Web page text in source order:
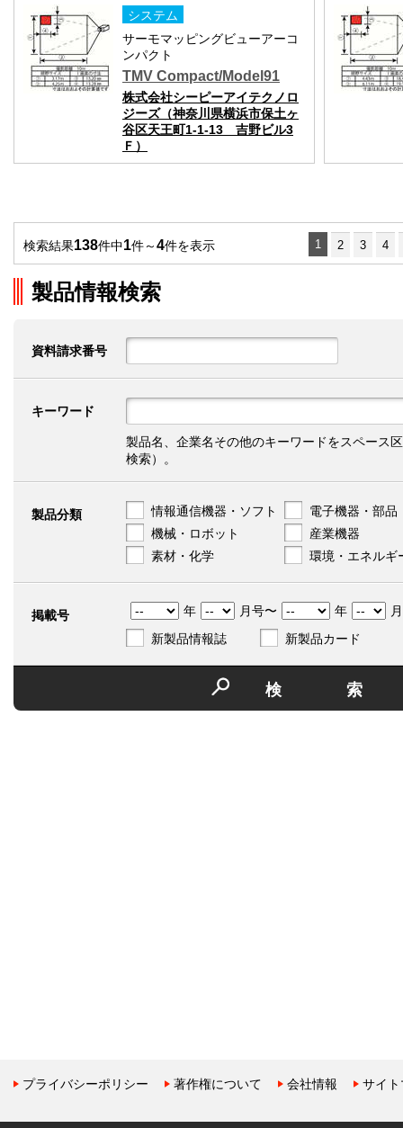
システム
サーモマッピングビューアーコ
ンパクト
TMV Compact/Model91
株式会社シーピーアイテクノロ
ジーズ（神奈川県横浜市保土ヶ
谷区天王町1-1-13 吉野ビル3
Ｆ）
検索結果138件中1件～4件を表示 1 2 3 4
製品情報検索
資料請求番号
キーワード
製品名、企業名その他のキーワードをスペース
検索）。
製品分類 情報通信機器・ソフト
電子機器・部品
機械・ロボット
産業機器
素材・化学
環境・エネルギ
掲載号 年 月号〜 年
新製品情報誌
新製品カード
検
プライバシーポリシー 著作権について 会社情報 サイ